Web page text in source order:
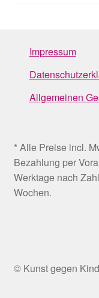
Impressum
Allgemeinen
* Alle Preise incl.
Bezahlung per
Werktage nach
Wochen.
© Kunst gegen